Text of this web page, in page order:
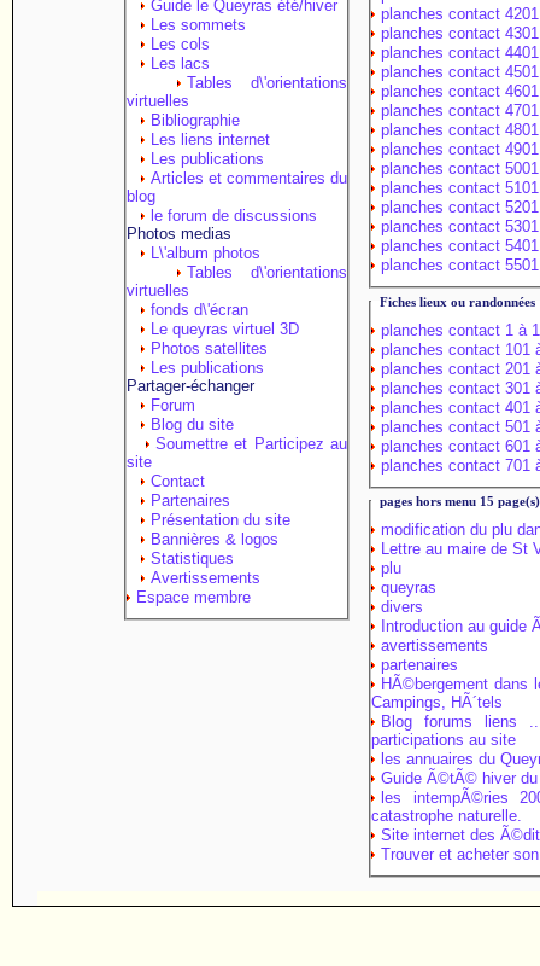
Guide le Queyras été/hiver
Les sommets
Les cols
Les lacs
Tables d\'orientations
virtuelles
Bibliographie
Les liens internet
Les publications
Articles et commentaires du
blog
le forum de discussions
Photos medias
L\'album photos
Tables d\'orientations
virtuelles
fonds d\'écran
Le queyras virtuel 3D
Photos satellites
Les publications
Partager-échanger
Forum
Blog du site
Soumettre et Participez au
site
Contact
Partenaires
Présentation du site
Bannières & logos
Statistiques
Avertissements
Espace membre
planches contact
planches contact
planches contact
planches contact
planches contact
planches contact
planches contact
planches contact
planches contact
planches contact
planches contact
planches contact
planches contact
planches contact
Fiches lieux ou randonnées
planches contact 1 à
planches contact 101
planches contact 201
planches contact 301
planches contact 401
planches contact 501
planches contact 601
planches contact 701
pages hors menu 15
modification du plu
Lettre au maire de St
plu
queyras
divers
Introduction au guide
avertissements
partenaires
HÃ©bergement dans
Campings, HÃ´tels
Blog forums liens
participations au site
les annuaires du
Guide Ã©tÃ© hiver du
les intempÃ©ries
catastrophe naturelle.
Site internet des
Trouver et acheter